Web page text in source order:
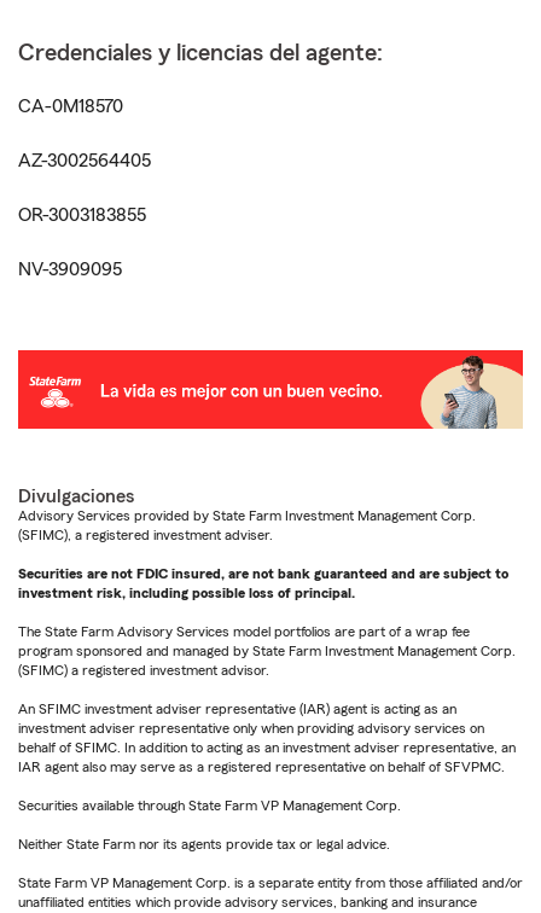
Credenciales y licencias del agente:
CA-0M18570
AZ-3002564405
OR-3003183855
NV-3909095
Divulgaciones
Advisory Services provided by State Farm Investment Management Corp.
(SFIMC), a registered investment adviser.
Securities are not FDIC insured, are not bank guaranteed and are subject to
investment risk, including possible loss of principal.
The State Farm Advisory Services model portfolios are part of a wrap fee
program sponsored and managed by State Farm Investment Management Corp.
(SFIMC) a registered investment advisor.
An SFIMC investment adviser representative (IAR) agent is acting as an
investment adviser representative only when providing advisory services on
behalf of SFIMC. In addition to acting as an investment adviser representative, an
IAR agent also may serve as a registered representative on behalf of SFVPMC.
Securities available through State Farm VP Management Corp.
Neither State Farm nor its agents provide tax or legal advice.
State Farm VP Management Corp. is a separate entity from those affiliated and/or
unaffiliated entities which provide advisory services, banking and insurance